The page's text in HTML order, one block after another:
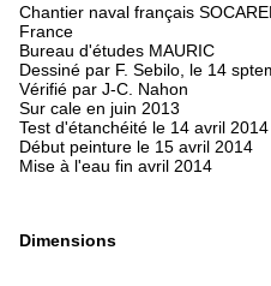
Chantier naval français
France
Bureau d'études MAURIC
Dessiné par F. Sebilo, le 14
Vérifié par J-C. Nahon
Sur cale en juin 2013
Test d'étanchéité le 14 avril 2014
Début peinture le 15 avril 2014
Mise à l'eau fin avril 2014
Dimensions